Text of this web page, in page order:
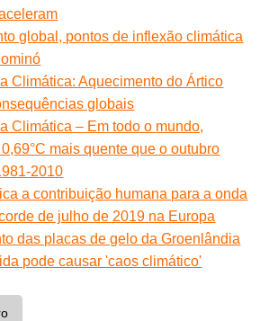
global, pontos de inflexão climática
Climática: Aquecimento do Ártico
globais
Climática – Em todo o mundo,
mais quente que o outubro
2010
a contribuição humana para a onda
de julho de 2019 na Europa
das placas de gelo da Groenlândia
pode causar 'caos climático'